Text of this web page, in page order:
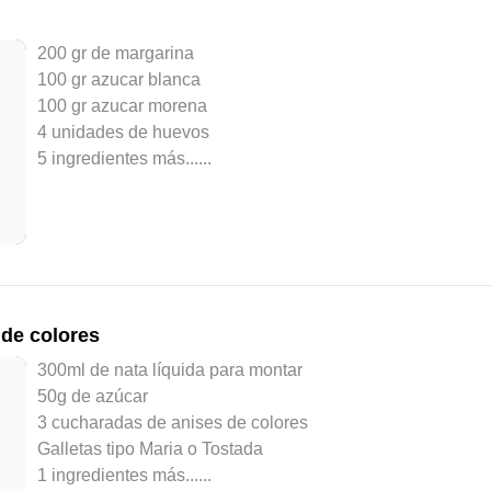
200 gr de margarina
100 gr azucar blanca
100 gr azucar morena
4 unidades de huevos
5 ingredientes más...
colores
300ml de nata líquida para montar
50g de azúcar
3 cucharadas de anises de colores
Galletas tipo Maria o Tostada
1 ingredientes más......